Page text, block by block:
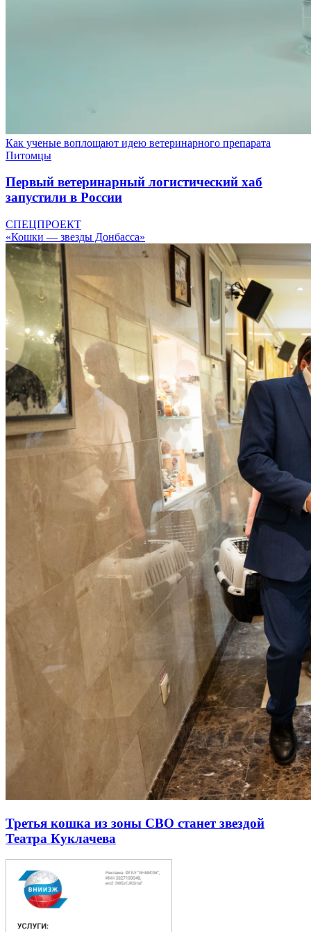
Как ученые воплощают идею ветеринарного препарата
Питомцы
Первый ветеринарный логистический хаб
запустили в России
СПЕЦПРОЕКТ
«Кошки — звезды Донбасса»
Третья кошка из зоны СВО станет звездой
Театра Куклачева